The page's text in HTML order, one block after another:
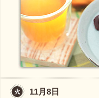
11月8日